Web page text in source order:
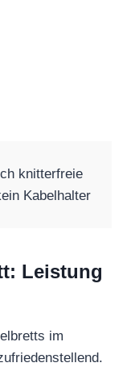
knitterfreie
Kabelhalter
Leistung
im